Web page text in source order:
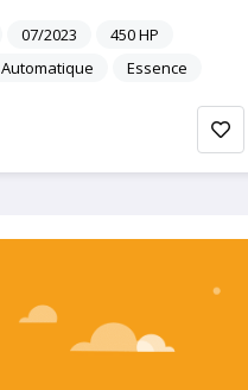
07/2023 450HP
Automatique Essence